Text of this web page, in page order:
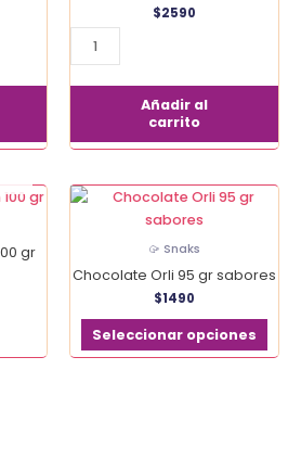
$2590
Añadir al
carrito
gr 🥠 Snaks
Chocolate Orli 95 gr sabores
$1490
Seleccionar opciones
se